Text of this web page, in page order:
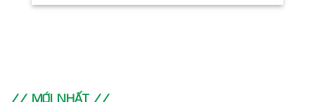
// MỚI NHẤT //